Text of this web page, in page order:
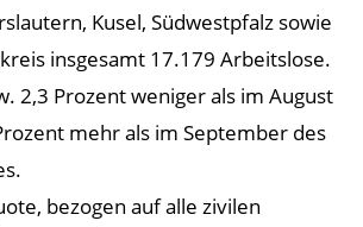
Kusel, Südwestpfalz sowie
insgesamt 17.179 Arbeitslose.
2,3 Prozent weniger als im August
mehr als im September des
bezogen auf alle zivilen